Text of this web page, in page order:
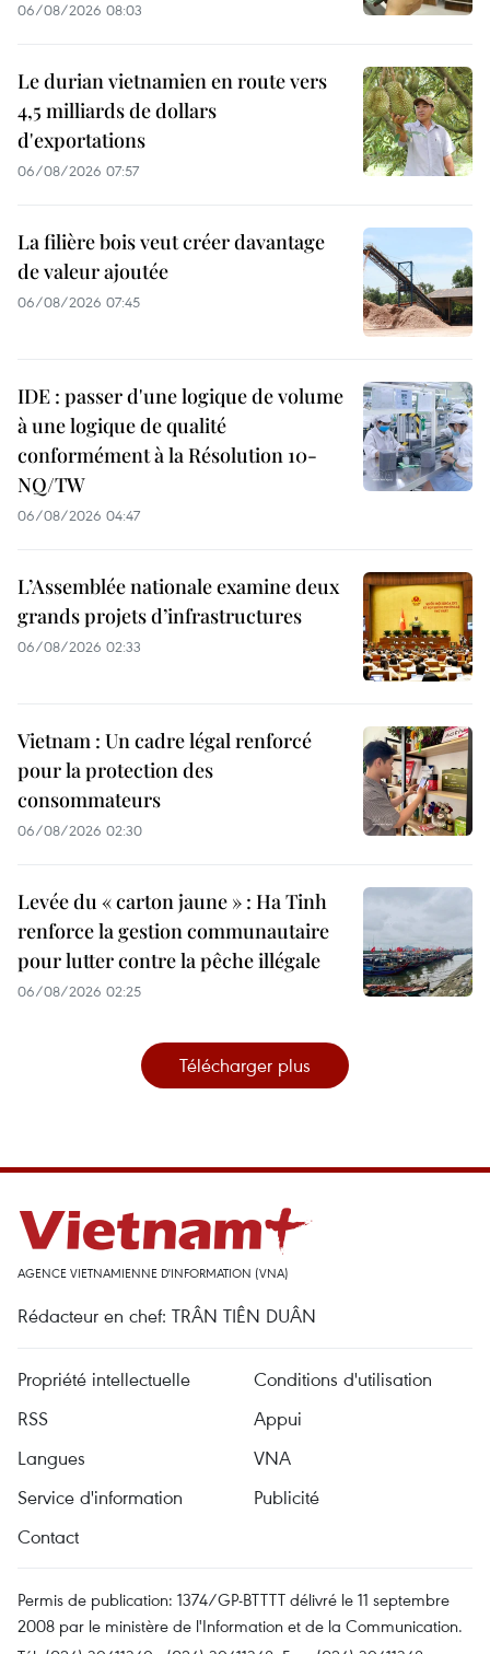
06/08/2026 08:03
Le durian vietnamien en route vers
4,5 milliards de dollars
d'exportations
06/08/2026 07:57
La filière bois veut créer davantage
de valeur ajoutée
06/08/2026 07:45
IDE : passer d'une logique de volume
à une logique de qualité
conformément à la Résolution 10-
NQ/TW
06/08/2026 04:47
L’Assemblée nationale examine deux
grands projets d’infrastructures
06/08/2026 02:33
Vietnam : Un cadre légal renforcé
pour la protection des
consommateurs
06/08/2026 02:30
Levée du « carton jaune » : Ha Tinh
renforce la gestion communautaire
pour lutter contre la pêche illégale
06/08/2026 02:25
Télécharger plus
AGENCE VIETNAMIENNE D'INFORMATION (VNA)
Rédacteur en chef: TRÂN TIÊN DUÂN
Propriété intellectuelle
Conditions d'utilisation
RSS
Appui
Langues
VNA
Service d'information
Publicité
Contact
Permis de publication: 1374/GP-BTTTT délivré le 11 septembre
2008 par le ministère de l'Information et de la Communication.